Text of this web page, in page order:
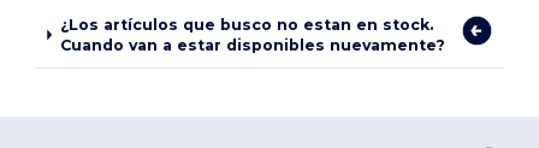
¿Los artículos que busco no estan en stock.
Cuando van a estar disponibles nuevamente?